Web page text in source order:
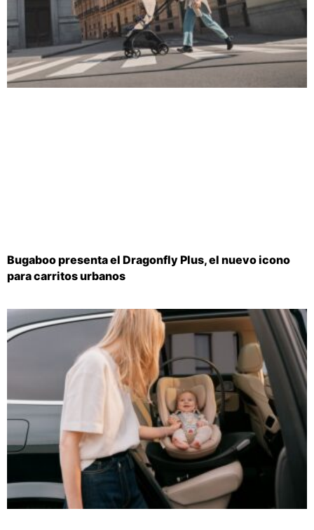
Bugaboo presenta el Dragonfly Plus, el nuevo icono
para carritos urbanos